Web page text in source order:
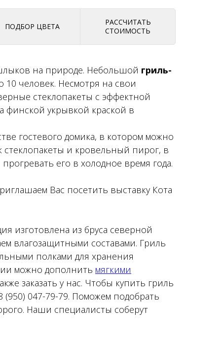
ПОДБОР ЦВЕТА
РАССЧИТАТЬ
СТОИМОСТЬ
на природе. Небольшой гриль-
человек. Несмотря на свои
стеклопакеты с эффектной
финской укрывкой краской в
гостевого домика, в котором можно
стеклопакеты и кровельный пирог, в
его в холодное время года.
Вас посетить выставку Кота
изготовлена из бруса северной
влагозащитными составами. Гриль
полками для хранения
можно дополнить мягкими
заказать у нас. Чтобы купить гриль
047-79-79. Поможем подобрать
Наши специалисты соберут